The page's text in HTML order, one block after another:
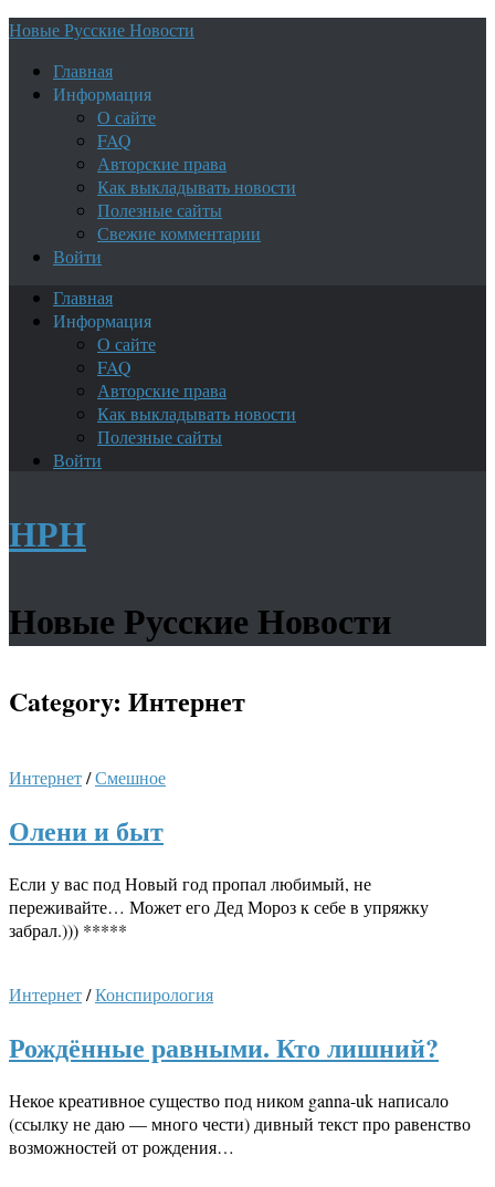
Новые Русские Новости
Главная
Информация
О сайте
FAQ
Авторские права
Как выкладывать новости
Полезные сайты
Свежие комментарии
Войти
Главная
Информация
О сайте
FAQ
Авторские права
Как выкладывать новости
Полезные сайты
Войти
НРН
Новые Русские Новости
Category: Интернет
Интернет/Смешное
Олени и быт
Если у вас под Новый год пропал любимый, не
переживайте… Может его Дед Мороз к себе в упряжку
забрал.))) *****
Интернет/Конспирология
Рождённые равными. Кто лишний?
Некое креативное существо под ником ganna-uk написало
(ссылку не даю — много чести) дивный текст про равенство
возможностей от рождения…